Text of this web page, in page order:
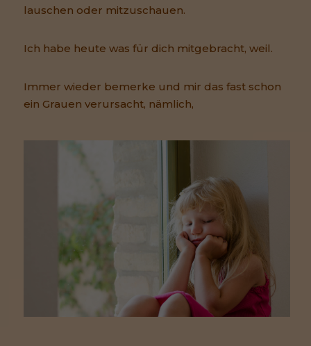
lauschen oder mitzuschauen.
Ich habe heute was für dich mitgebracht, weil.
Immer wieder bemerke und mir das fast schon
ein Grauen verursacht, nämlich,